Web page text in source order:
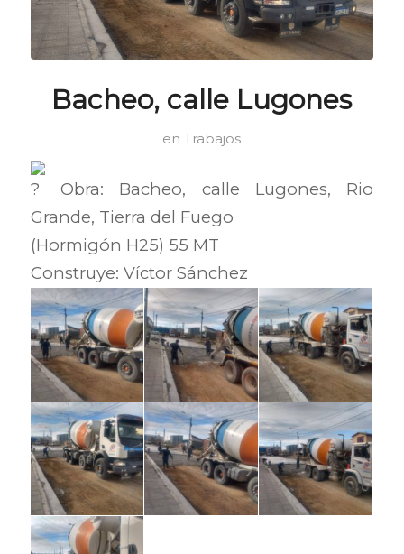
Bacheo, calle Lugones
enTrabajos
Obra: Bacheo, calle Lugones, Rio
Grande, Tierra del Fuego
(Hormigón H25) 55 MT
Construye: Víctor Sánchez